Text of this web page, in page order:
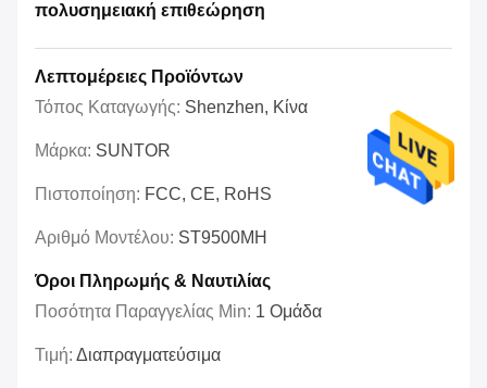
πολυσημειακή επιθεώρηση
Λεπτομέρειες Προϊόντων
Τόπος Καταγωγής: Shenzhen, Κίνα
Μάρκα: SUNTOR
Πιστοποίηση: FCC, CE, RoHS
Αριθμό Μοντέλου: ST9500MH
Όροι Πληρωμής & Ναυτιλίας
Ποσότητα Παραγγελίας Min: 1 Ομάδα
Τιμή: Διαπραγματεύσιμα